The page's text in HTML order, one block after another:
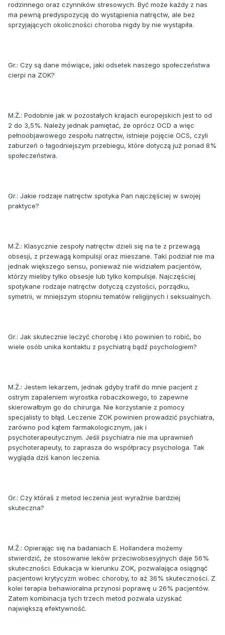
rodzinnego oraz czynników stresowych. Być może każdy z nas
ma pewną predyspozycję do wystąpienia natręctw, ale bez
sprzyjających okoliczności choroba nigdy by nie wystąpiła.
Gr.: Czy są dane mówiące, jaki odsetek naszego społeczeństwa
cierpi na ZOK?
M.Ż.: Podobnie jak w pozostałych krajach europejskich jest to od
2 do 3,5%. Należy jednak pamiętać, że oprócz OCD a więc
pełnoobjawowego zespołu natręctw, istnieje pojęcie OCS, czyli
zaburzeń o łagodniejszym przebiegu, które dotyczą już ponad 8%
społeczeństwa.
Gr.: Jakie rodzaje natręctw spotyka Pan najczęściej w swojej
praktyce?
M.Ż.: Klasycznie zespoły natręctw dzieli się na te z przewagą
obsesji, z przewagą kompulsji oraz mieszane. Taki podział nie ma
jednak większego sensu, ponieważ nie widziałem pacjentów,
którzy mieliby tylko obsesje lub tylko kompulsje. Najczęściej
spotykane rodzaje natręctw dotyczą czystości, porządku,
symetrii, w mniejszym stopniu tematów religijnych i seksualnych.
Gr.: Jak skutecznie leczyć chorobę i kto powinien to robić, bo
wiele osób unika kontaktu z psychiatrą bądź psychologiem?
M.Ż.: Jestem lekarzem, jednak gdyby trafił do mnie pacjent z
ostrym zapaleniem wyrostka robaczkowego, to zapewne
skierowałbym go do chirurga. Nie korzystanie z pomocy
specjalisty to błąd. Leczenie ZOK powinien prowadzić psychiatra,
zarówno pod kątem farmakologicznym, jak i
psychoterapeutycznym. Jeśli psychiatra nie ma uprawnień
psychoterapeuty, to zaprasza do współpracy psychologa. Tak
wygląda dziś kanon leczenia.
Gr.: Czy któraś z metod leczenia jest wyraźnie bardziej
skuteczna?
M.Ż.: Opierając się na badaniach E. Hollandera możemy
stwierdzić, że stosowanie leków przeciwobsesyjnych daje 56%
skuteczności. Edukacja w kierunku ZOK, pozwalająca osiągnąć
pacjentowi krytycyzm wobec choroby, to aż 36% skuteczności. Z
kolei terapia behawioralna przynosi poprawę u 26% pacjentów.
Zatem kombinacja tych trzech metod pozwala uzyskać
największą efektywność.